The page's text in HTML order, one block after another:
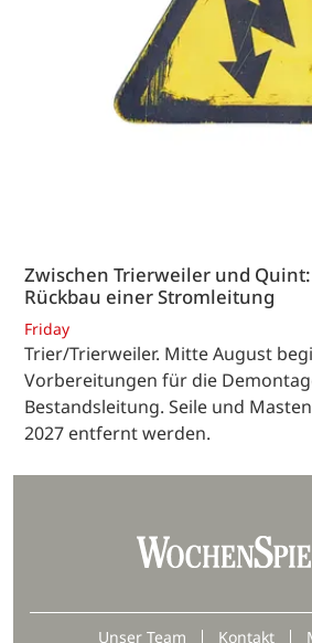
Zwischen Trierweiler und
Rückbau einer Stromleitung
Friday
Trier/Trierweiler. Mitte August
Vorbereitungen für die
Bestandsleitung. Seile und
2027 entfernt werden.
Unser Team Kontakt